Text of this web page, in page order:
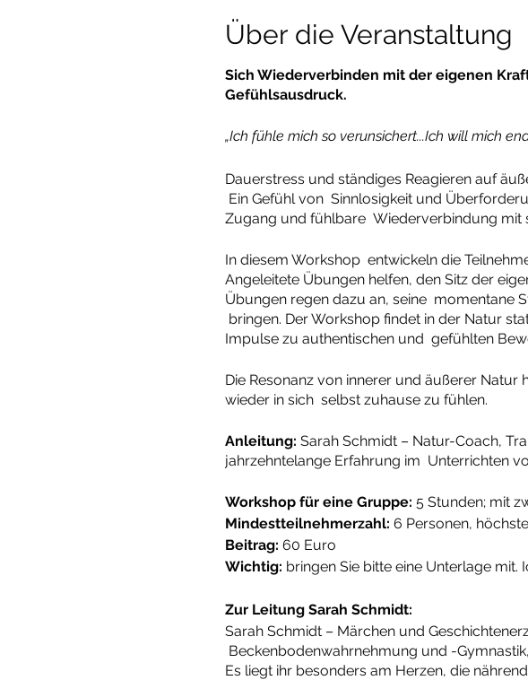
Über die Veranstaltung
Sich Wiederverbinden mit der eigenen
Gefühlsausdruck.
„Ich fühle mich so verunsichert...Ich will mich
Dauerstress und ständiges Reagieren auf
Ein Gefühl von Sinnlosigkeit und
Zugang und fühlbare Wiederverbindung mit
In diesem Workshop entwickeln die
Angeleitete Übungen helfen, den Sitz der
Übungen regen dazu an, seine momentane
bringen. Der Workshop findet in der Natur
Impulse zu authentischen und gefühlten
Die Resonanz von innerer und äußerer
wieder in sich selbst zuhause zu fühlen.
Anleitung: Sarah Schmidt – Natur-Coach,
jahrzehntelange Erfahrung im Unterrichten
Workshop für eine Gruppe: 5 Stunden; mit
Mindestteilnehmerzahl: 6 Personen,
Beitrag: 60 Euro
Wichtig: bringen Sie bitte eine Unterlage mit.
Zur Leitung Sarah Schmidt:
Sarah Schmidt – Märchen und
Beckenbodenwahrnehmung und -
Es liegt ihr besonders am Herzen, die